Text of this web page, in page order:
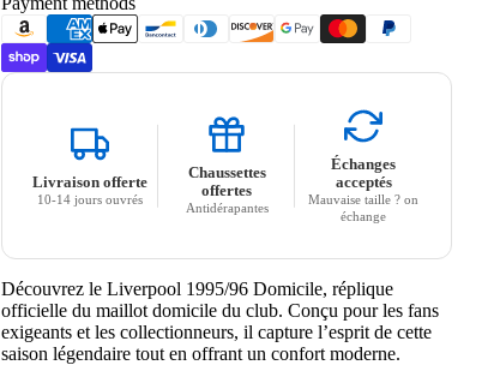
Livraison offerte
10-14 jours ouvrés
Chaussettes
offertes
Antidérapantes
Échanges
acceptés
Mauvaise taille ? on
échange
Découvrez le Liverpool 1995/96 Domicile, réplique
officielle du maillot domicile du club. Conçu pour les fans
exigeants et les collectionneurs, il capture l’esprit de cette
saison légendaire tout en offrant un confort moderne.